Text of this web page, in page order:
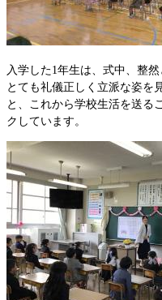
入学した1年生は、式中、整
とても礼儀正しく立派な姿を
と、これから学校生活を送る
クしています。